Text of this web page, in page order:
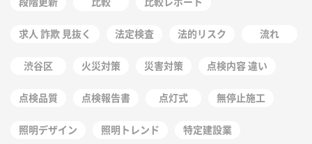
求人 詐欺 見抜く 法定検査 法的リスク 流れ
渋谷区 火災対策 災害対策 点検内容 違い
点検品質 点検報告書 点灯式 無停止施工
照明デザイン 照明トレンド 特定建設業